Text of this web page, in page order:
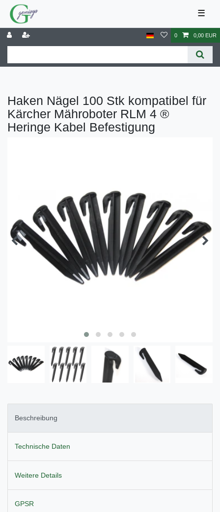
☰
0 0,00 EUR
Haken Nägel 100 Stk kompatibel für
Kärcher Mähroboter RLM 4 ®
Heringe Kabel Befestigung
Beschreibung
Technische Daten
Weitere Details
GPSR